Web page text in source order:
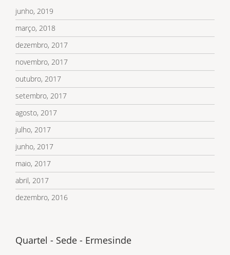
junho, 2019
março, 2018
dezembro, 2017
novembro, 2017
outubro, 2017
setembro, 2017
agosto, 2017
julho, 2017
junho, 2017
maio, 2017
abril, 2017
dezembro, 2016
Quartel - Sede - Ermesinde